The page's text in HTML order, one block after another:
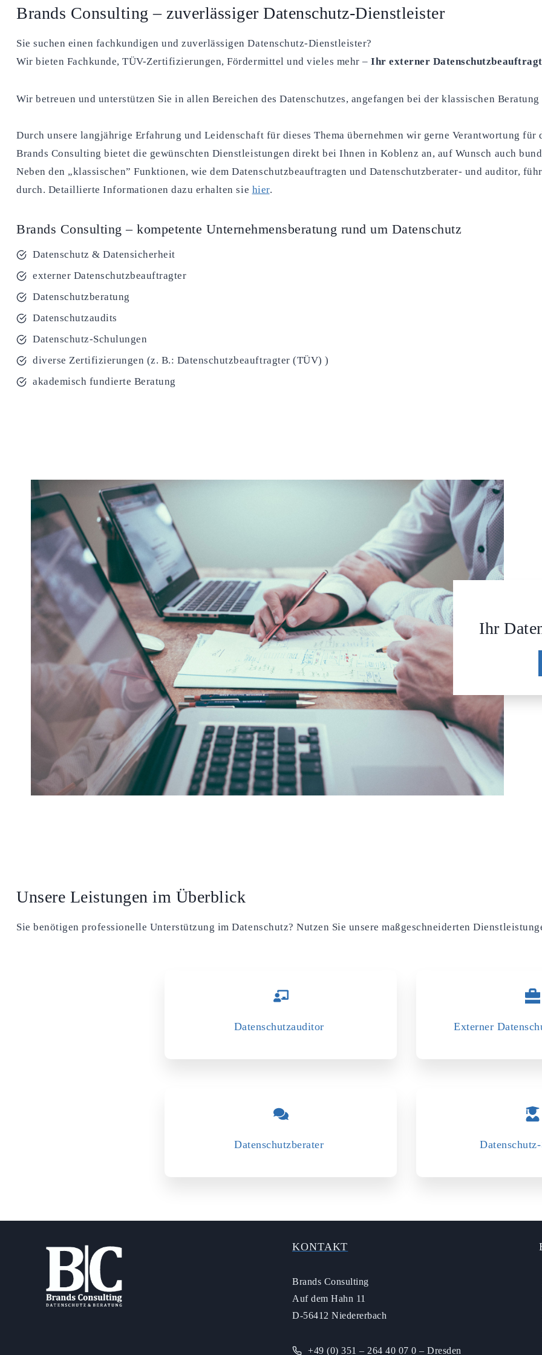
Brands Consulting – zuverlässiger Datenschutz-Dienstleister
Sie suchen einen fachkundigen und zuverlässigen Datenschutz-Dienstleister?
Wir bieten Fachkunde, TÜV-Zertifizierungen, Fördermittel und vieles mehr –Ihr externer
Wir betreuen und unterstützen Sie in allen Bereichen des Datenschutzes, angefangen bei der klassischen
Durch unsere langjährige Erfahrung und Leidenschaft für dieses Thema übernehmen wir gerne Verantwortung für
Brands Consulting bietet die gewünschten Dienstleistungen direkt bei Ihnen in Koblenz an, auf Wunsch auch
Neben den „klassischen” Funktionen, wie dem Datenschutzbeauftragten und Datenschutzberater- und auditor,
durch. Detaillierte Informationen dazu erhalten sie hier.
Brands Consulting – kompetente Unternehmensberatung rund um Datenschutz
Datenschutz & Datensicherheit
externer Datenschutzbeauftragter
Datenschutzberatung
Datenschutzaudits
Datenschutz-Schulungen
diverse Zertifizierungen (z. B.: Datenschutzbeauftragter (TÜV) )
akademisch fundierte Beratung
Ihr
Unsere Leistungen im Überblick
Sie benötigen professionelle Unterstützung im Datenschutz? Nutzen Sie unsere maßgeschneiderten
Datenschutzauditor Externer
Datenschutzberater
KONTAKT
Brands Consulting
Auf dem Hahn 11
D-56412 Niedererbach
+49 (0) 351 – 264 40 07 0 – Dresden